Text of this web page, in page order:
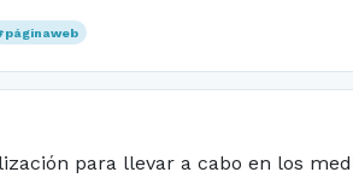
para llevar a cabo en los